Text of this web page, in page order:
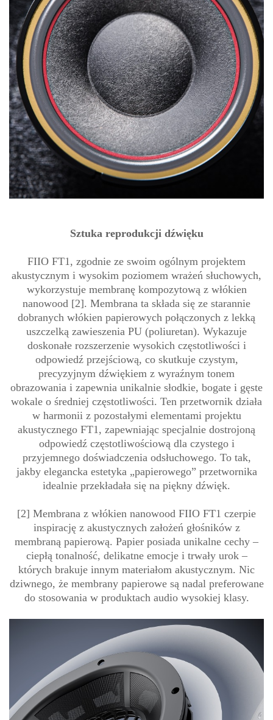
Sztuka reprodukcji dźwięku
FIIO FT1, zgodnie ze swoim ogólnym projektem
akustycznym i wysokim poziomem wrażeń słuchowych,
wykorzystuje membranę kompozytową z włókien
nanowood [2]. Membrana ta składa się ze starannie
dobranych włókien papierowych połączonych z lekką
uszczelką zawieszenia PU (poliuretan). Wykazuje
doskonałe rozszerzenie wysokich częstotliwości i
odpowiedź przejściową, co skutkuje czystym,
precyzyjnym dźwiękiem z wyraźnym tonem
obrazowania i zapewnia unikalnie słodkie, bogate i gęste
wokale o średniej częstotliwości. Ten przetwornik działa
w harmonii z pozostałymi elementami projektu
akustycznego FT1, zapewniając specjalnie dostrojoną
odpowiedź częstotliwościową dla czystego i
przyjemnego doświadczenia odsłuchowego. To tak,
jakby elegancka estetyka „papierowego” przetwornika
idealnie przekładała się na piękny dźwięk.
[2] Membrana z włókien nanowood FIIO FT1 czerpie
inspirację z akustycznych założeń głośników z
membraną papierową. Papier posiada unikalne cechy –
ciepłą tonalność, delikatne emocje i trwały urok –
których brakuje innym materiałom akustycznym. Nic
dziwnego, że membrany papierowe są nadal preferowane
do stosowania w produktach audio wysokiej klasy.